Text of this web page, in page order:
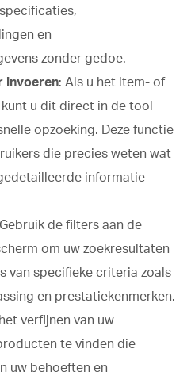
en
zonder gedoe.
invoeren: Als u het item- of
u dit direct in de tool
opzoeking. Deze functie
die precies weten wat
informatie
de filters aan de
om uw zoekresultaten
van specifieke criteria zoals
en prestatiekenmerken.
verfijnen van uw
te vinden die
uw behoeften en